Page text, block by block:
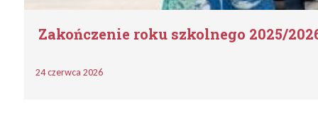
Zakończenie roku szkolnego 2025/
24 czerwca 2026